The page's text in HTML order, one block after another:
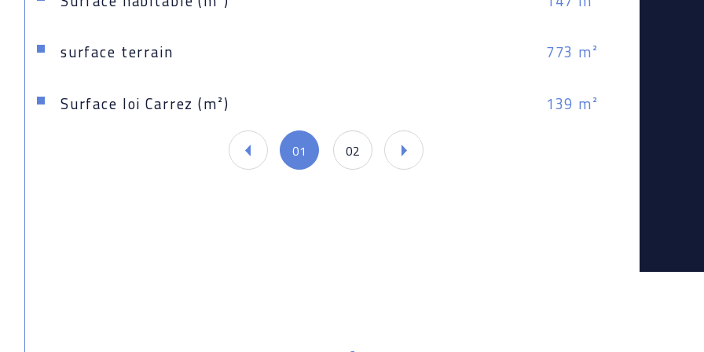
surface terrain
773 m²
Surface loi Carrez (m²)
139 m²
01 02